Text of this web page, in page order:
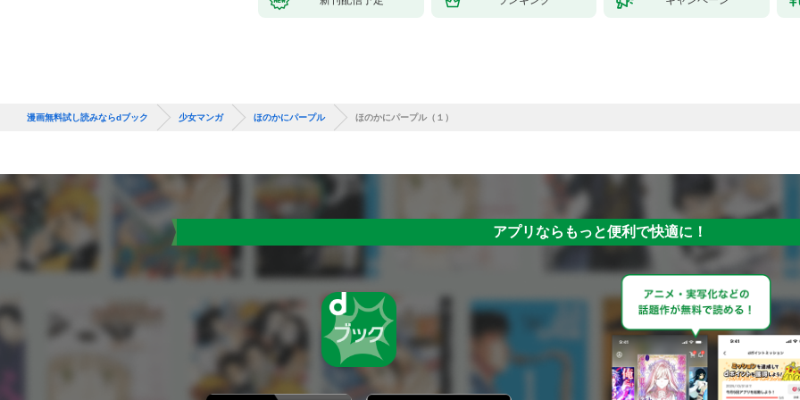
漫画無料試し読みならdブック 少女マンガ ほのかにパープル ほのかにパープル（１）
アプリならもっと便利で快適に！